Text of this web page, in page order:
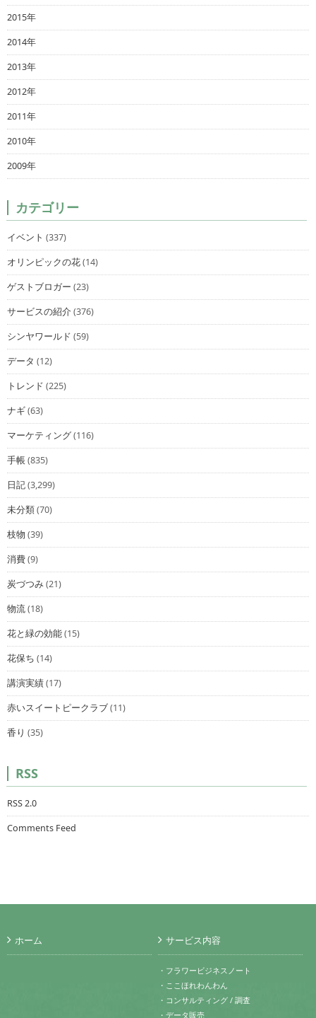
2015年
2014年
2013年
2012年
2011年
2010年
2009年
カテゴリー
イベント (337)
オリンピックの花(14)
ゲストブロガー (23)
サービスの紹介(376)
シンヤワールド (59)
データ (12)
トレンド (225)
ナギ(63)
マーケティング(116)
手帳(835)
日記(3,299)
未分類(70)
枝物 (39)
消費(9)
炭づつみ(21)
物流(18)
花と緑の効能(15)
花保ち (14)
講演実績(17)
赤いスイートピークラブ(11)
香り (35)
RSS
RSS 2.0
Comments Feed
ホーム サービス内容
・フラワービジネスノート
・ここほれわんわん
・コンサルティング / 調査
・データ販売